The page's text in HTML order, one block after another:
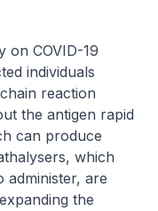
COVID-19
individuals
reaction
the antigen rapid
can produce
which
administer, are
the